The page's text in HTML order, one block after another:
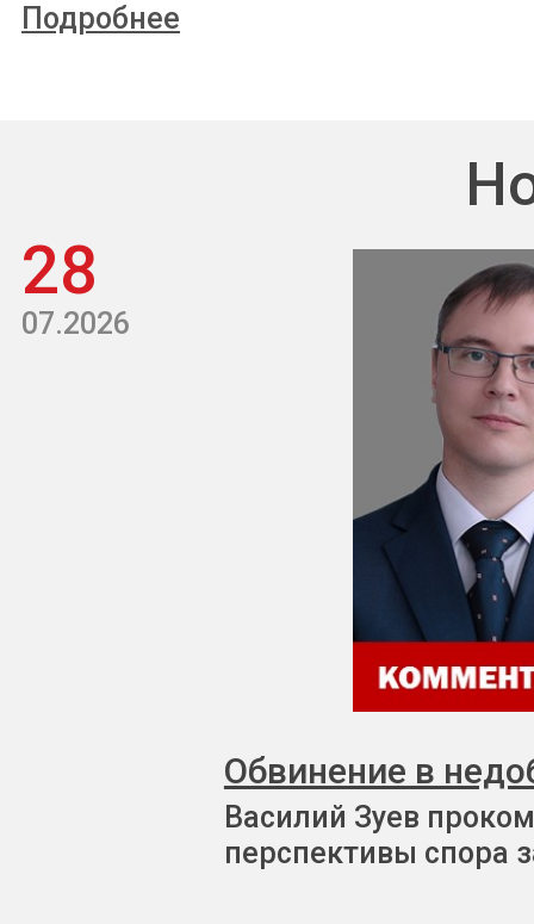
Подробнее
28
07.2026
Обвинение в
Василий Зуев
перспективы спора